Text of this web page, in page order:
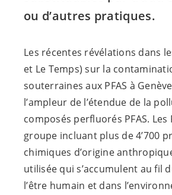
ou d’autres pratiques.
Les récentes révélations dans
et Le Temps) sur la
souterraines aux PFAS à
l’ampleur de l’étendue de la
composés perfluorés PFAS. Les
groupe incluant plus de 4’700
chimiques d’origine
utilisée qui s’accumulent au fil
l’être humain et dans